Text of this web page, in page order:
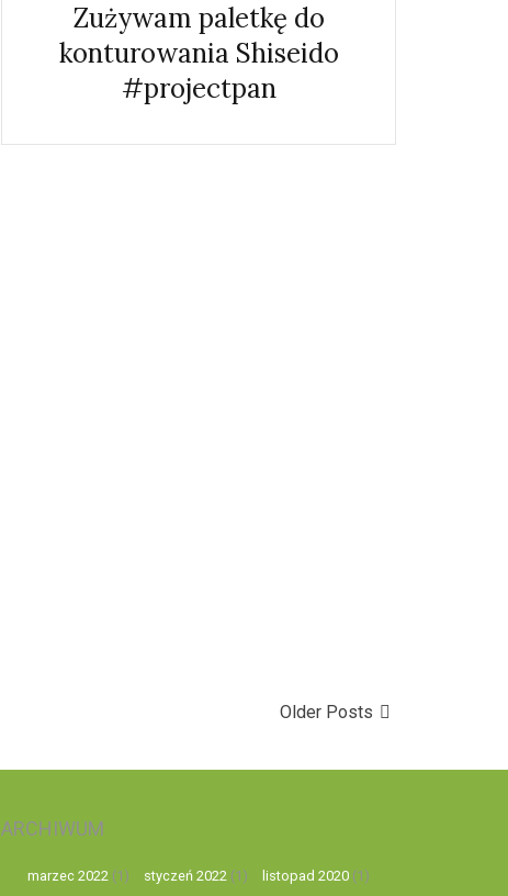
Zużywam paletkę do
konturowania Shiseido
#projectpan
Older Posts
ARCHIWUM
marzec 2022 (1) styczeń 2022 (1) listopad 2020(1)